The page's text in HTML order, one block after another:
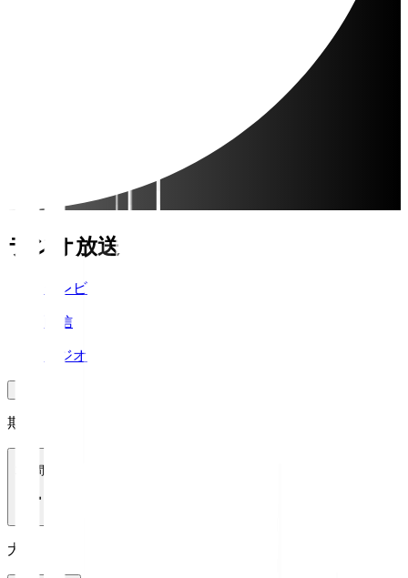
ラジオ放送
テレビ
配信
ラジオ
期間
1週間
大会